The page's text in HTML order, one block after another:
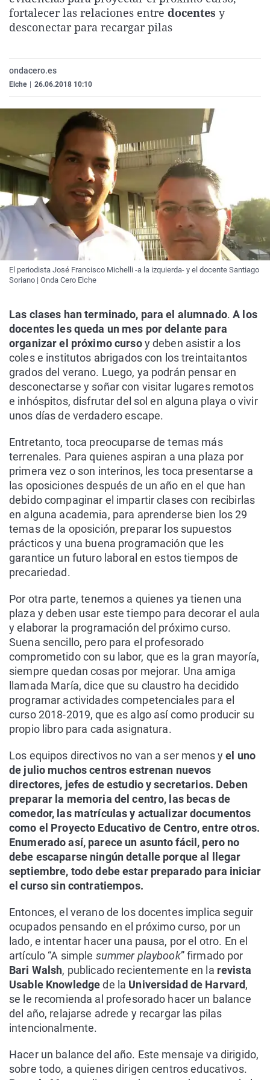
La rosa de los vientos
Caso
Extremadura
País Vasco
Virales
fortalecer las relaciones entre docentes y
desconectar para recargar pilas
ondacero.es
Elche 26.06.2018 10:10
El periodista José Francisco Michelli -a la izquierda- y el docente Santiago
Soriano | Onda Cero Elche
Las clases han terminado, para el alumnado.A los
docentes les queda un mes por delante para
organizar el próximo cursoy deben asistir a los
coles e institutos abrigados con los treintaitantos
grados del verano. Luego, ya podrán pensar en
desconectarse y soñar con visitar lugares remotos
e inhóspitos, disfrutar del sol en alguna playa o vivir
unos días de verdadero escape.
Entretanto, toca preocuparse de temas más
terrenales. Para quienes aspiran a una plaza por
primera vez o son interinos, les toca presentarse a
las oposiciones después de un año en el que han
debido compaginar el impartir clases con recibirlas
en alguna academia, para aprenderse bien los 29
temas de la oposición, preparar los supuestos
prácticos y una buena programación que les
garantice un futuro laboral en estos tiempos de
precariedad.
Por otra parte, tenemos a quienes ya tienen una
plaza y deben usar este tiempo para decorar el aula
y elaborar la programación del próximo curso.
Suena sencillo, pero para el profesorado
comprometido con su labor, que es la gran mayoría,
siempre quedan cosas por mejorar. Una amiga
llamada María, dice que su claustro ha decidido
programar actividades competenciales para el
curso 2018-2019, que es algo así como producir su
propio libro para cada asignatura.
Los equipos directivos no van a ser menos yel uno
de julio muchos centros estrenan nuevos
directores, jefes de estudio y secretarios. Deben
preparar la memoria del centro, las becas de
comedor, las matrículas y actualizar documentos
como el Proyecto Educativo de Centro, entre otros.
Enumerado así, parece un asunto fácil, pero no
debe escaparse ningún detalle porque al llegar
septiembre, todo debe estar preparado para iniciar
el curso sin contratiempos.
Entonces, el verano de los docentes implica seguir
ocupados pensando en el próximo curso, por un
lado, e intentar hacer una pausa, por el otro. En el
artículo “A simple summer playbook” firmado por
Bari Walsh, publicado recientemente en la revista
Usable Knowledgede la Universidad de Harvard,
se le recomienda al profesorado hacer un balance
del año, relajarse adrede y recargar las pilas
intencionalmente.
Hacer un balance del año. Este mensaje va dirigido,
sobre todo, a quienes dirigen centros educativos.